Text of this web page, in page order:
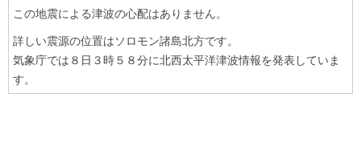
この地震による津波の心配はありません。
詳しい震源の位置はソロモン諸島北方です。
気象庁では８日３時５８分に北西太平洋津波情報を発表していま
す。